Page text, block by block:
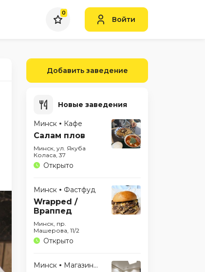
0
Войти
Добавить заведение
Новые заведения
Минск Кафе
Салам плов
Минск, ул. Якуба
Коласа, 37
Открыто
Минск Фастфуд
Wrapped /
Враппед
Минск, пр.
Машерова, 11/2
Открыто
Минск Магазины